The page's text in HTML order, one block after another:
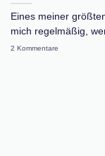
Eines meiner
mich regelmäßig,
2 Kommentare